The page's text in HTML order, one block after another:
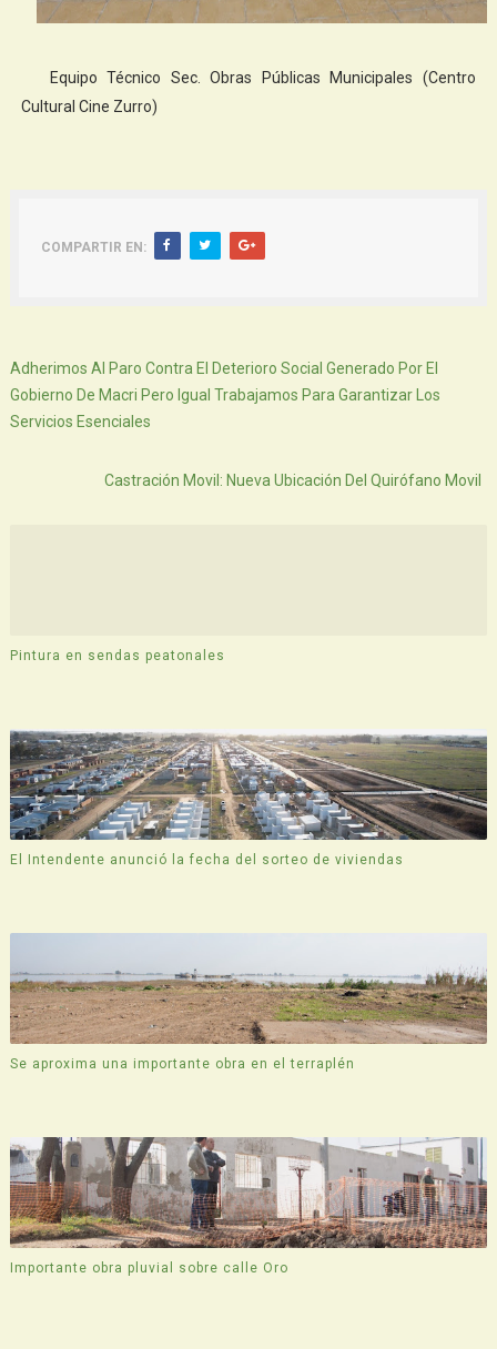
Equipo Técnico Sec. Obras Públicas Municipales (Centro
Cultural Cine Zurro)
COMPARTIR EN:
Adherimos Al Paro Contra El Deterioro Social Generado Por El
Gobierno De Macri Pero Igual Trabajamos Para Garantizar Los
Servicios Esenciales
Castración Movil: Nueva Ubicación Del Quirófano Movil
Pintura en sendas peatonales
El Intendente anunció la fecha del sorteo de viviendas
Se aproxima una importante obra en el terraplén
Importante obra pluvial sobre calle Oro